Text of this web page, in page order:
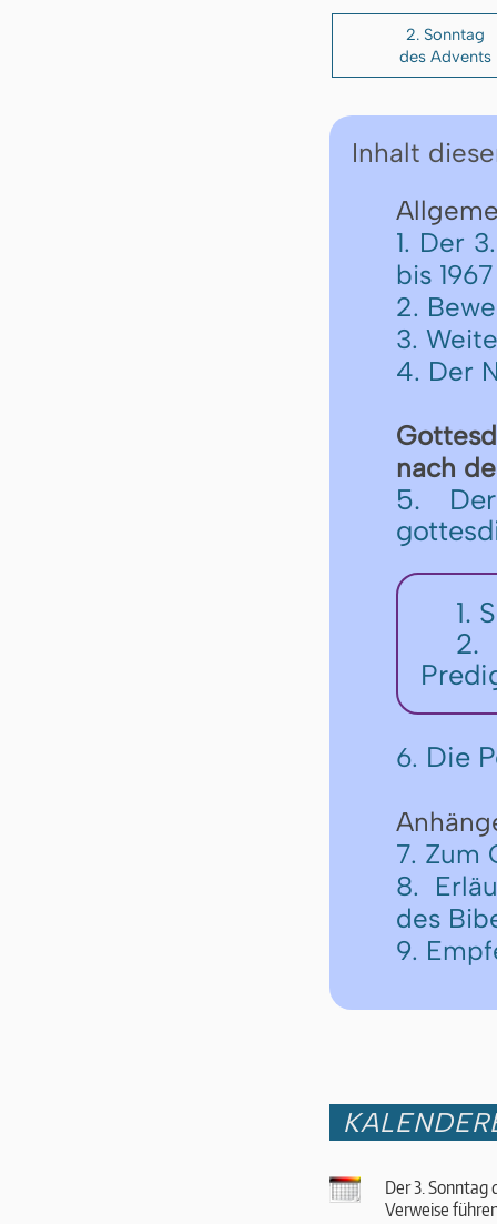
2. Sonntag
des Advents
Inhalt
1. Der
bis 1967
2.
3.
4. Der
nach
5.
1.
2.
6. Die
7. Zum
8.
des
9.
Der 3. Sonntag
Verweise